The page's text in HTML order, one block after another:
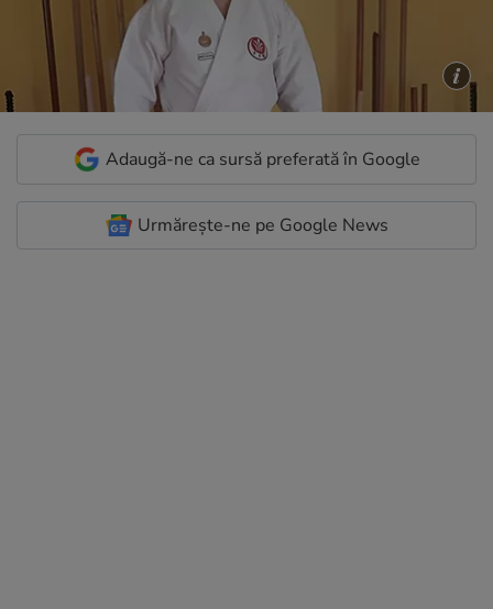
Adaugă-ne ca sursă preferată în Google
Urmărește-ne pe Google News